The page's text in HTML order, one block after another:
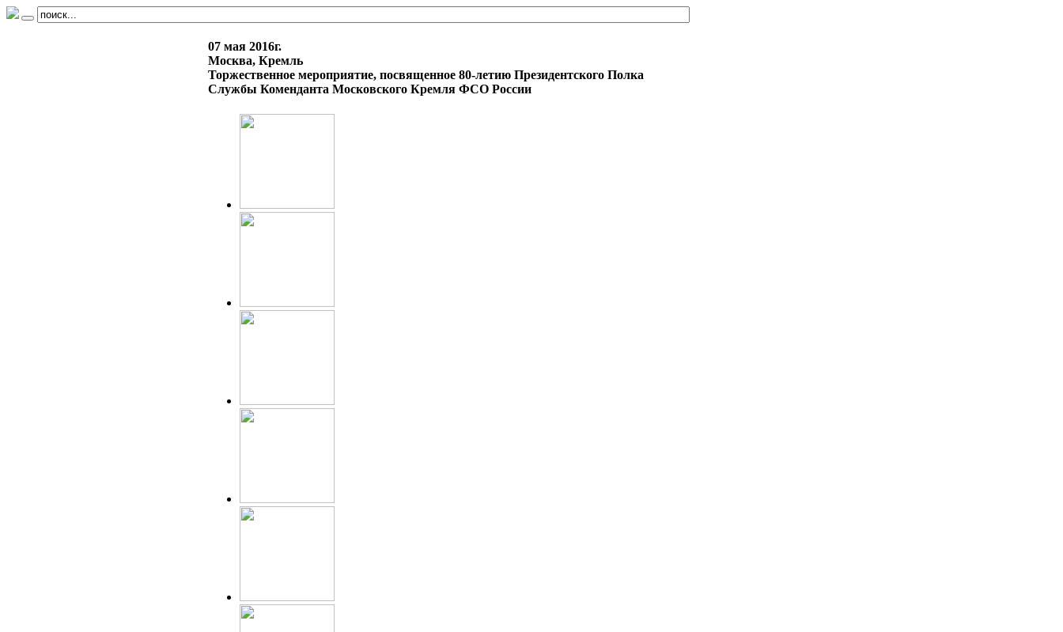
07 мая 2016г.
Москва, Кремль
Торжественное мероприятие, посвященное 80-летию Президентского Полка
Службы Коменданта Московского Кремля ФСО России